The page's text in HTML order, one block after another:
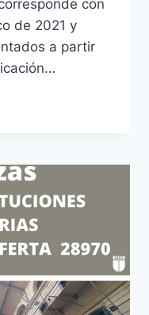
con
de 2021 y
a partir